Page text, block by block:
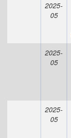
2025-
05
2025-
05
2025-
05